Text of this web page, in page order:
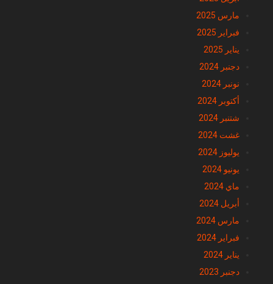
أبريل 2025
مارس 2025
فبراير 2025
دجنبر 2024
نونبر 2024
أكتوبر 2024
شتنبر 2024
غشت 2024
يوليوز 2024
يونيو 2024
ماي 2024
أبريل 2024
مارس 2024
فبراير 2024